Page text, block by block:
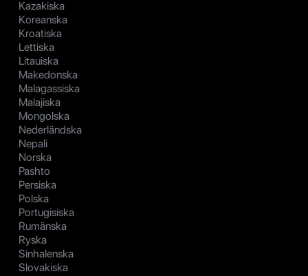
Kazakiska
Koreanska
Kroatiska
Lettiska
Litauiska
Makedonska
Malagassiska
Malajiska
Mongolska
Nederländska
Nepali
Norska
Pashto
Persiska
Polska
Portugisiska
Rumänska
Ryska
Sinhalenska
Slovakiska